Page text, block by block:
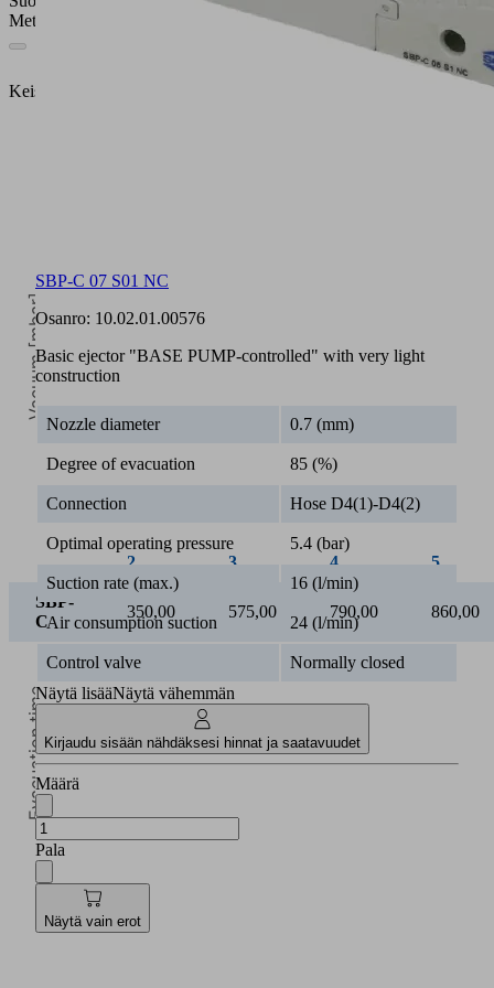
Metrinen
Vacuum [mbar]
5
C
350,00 790,00
Evacuation time[s/l]
0,5k
SBP-C 07 S01 NC
Osanro: 10.02.01.00576
Basic ejector "BASE PUMP-controlled" with very light
construction
Nozzle diameter 0.7 (mm)
Degree of evacuation 85 (%)
Connection Hose D4(1)-D4(2)
Optimal operating pressure 5.4 (bar)
Suction rate (max.) 16 (l/min)
Air consumption suction 24 (l/min)
Control valve
Normally closed
Näytä lisääNäytä vähemmän
Kirjaudu sisään nähdäksesi hinnat ja saatavuudet
Määrä
Pala
Näytä vain erot